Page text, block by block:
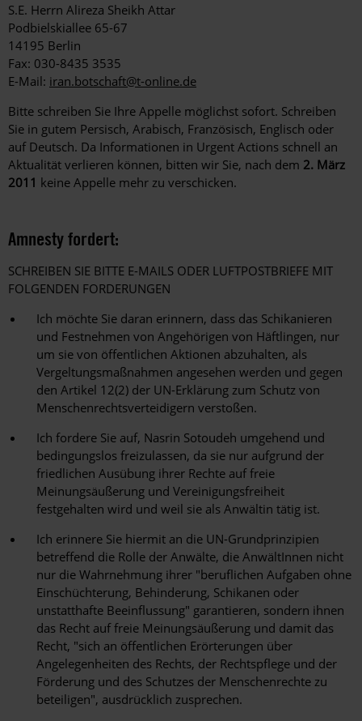
S.E. Herrn Alireza Sheikh Attar
Podbielskiallee 65-67
14195 Berlin
Fax: 030-8435 3535
E-Mail: iran.botschaft@t-online.de
Bitte schreiben Sie Ihre Appelle möglichst sofort. Schreiben
Sie in gutem Persisch, Arabisch, Französisch, Englisch oder
auf Deutsch. Da Informationen in Urgent Actions schnell an
Aktualität verlieren können, bitten wir Sie, nach dem 2. März
2011 keine Appelle mehr zu verschicken.
Amnesty fordert:
SCHREIBEN SIE BITTE E-MAILS ODER LUFTPOSTBRIEFE MIT
FOLGENDEN FORDERUNGEN
Ich möchte Sie daran erinnern, dass das Schikanieren
und Festnehmen von Angehörigen von Häftlingen, nur
um sie von öffentlichen Aktionen abzuhalten, als
Vergeltungsmaßnahmen angesehen werden und gegen
den Artikel 12(2) der UN-Erklärung zum Schutz von
Menschenrechtsverteidigern verstoßen.
Ich fordere Sie auf, Nasrin Sotoudeh umgehend und
bedingungslos freizulassen, da sie nur aufgrund der
friedlichen Ausübung ihrer Rechte auf freie
Meinungsäußerung und Vereinigungsfreiheit
festgehalten wird und weil sie als Anwältin tätig ist.
Ich erinnere Sie hiermit an die UN-Grundprinzipien
betreffend die Rolle der Anwälte, die AnwältInnen nicht
nur die Wahrnehmung ihrer "beruflichen Aufgaben ohne
Einschüchterung, Behinderung, Schikanen oder
unstatthafte Beeinflussung" garantieren, sondern ihnen
das Recht auf freie Meinungsäußerung und damit das
Recht, "sich an öffentlichen Erörterungen über
Angelegenheiten des Rechts, der Rechtspflege und der
Förderung und des Schutzes der Menschenrechte zu
beteiligen", ausdrücklich zusprechen.